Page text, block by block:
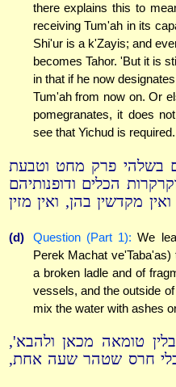
there explains this to
receiving Tum'ah in its
Shi'ur is a k'Zayis; and
becomes Tahor. 'But it is
in that if he now
Tum'ah from now on. Or
pomegranates, it does
see that Yichud is required.
בשלהי פרק מחט וטבעת
הכלים ודופנותיהם
מקדשין בהן, ואין מזין
(d) Question (Part 1): We
Perek Machat
a broken ladle and of
vessels, and the outside
mix the water with ashes
טומאה מכאן ולהבא',
חרס שטהר שעה אחת,